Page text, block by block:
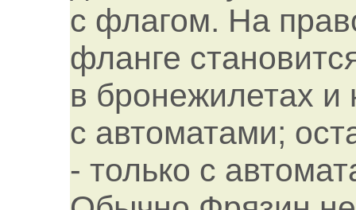
с флагом. На
фланге
в бронежилетах и
с автоматами;
- только с